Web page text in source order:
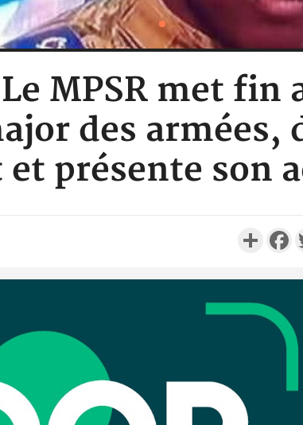
MPSR met fin
des armées,
présente son